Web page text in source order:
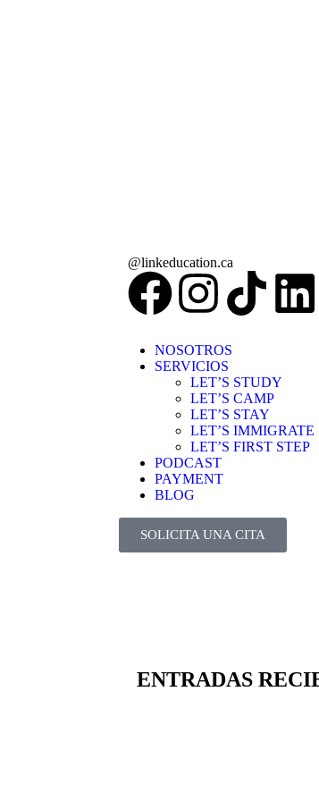
@linkeducation.ca
NOSOTROS
SERVICIOS
LET’S STUDY
LET’S CAMP
LET’S STAY
LET’S IMMIGRATE
LET’S FIRST STEP
PODCAST
PAYMENT
BLOG
SOLICITA UNA CITA
ENTRADAS